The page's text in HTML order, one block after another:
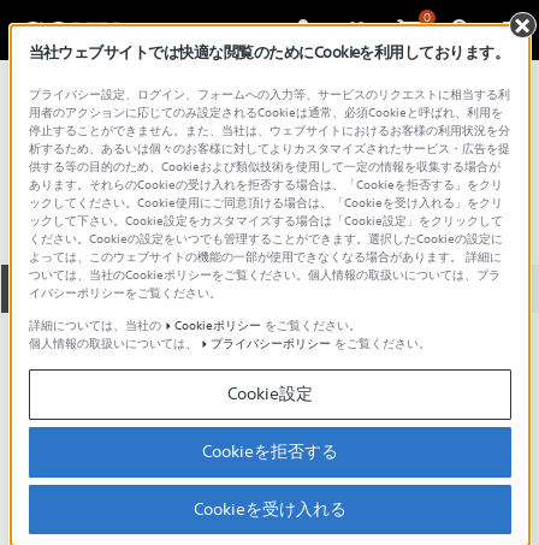
0
総合サポート・お問い合わせ 液晶テレビ
KDL-26J1
全て ダウンロード 取扱説明書 Q&A
製品に関する重要なお知らせ
お知らせ
人気のトピック
ブラビアの知って得する豆知識
当社ウェブサイトでは快適な閲覧のためにCookieを利用しております。
プライバシー設定、ログイン、フォームへの入力等、サービスのリクエストに相当する利
用者のアクションに応じてのみ設定されるCookieは通常、必須Cookieと呼ばれ、利用を
停止することができません。また、当社は、ウェブサイトにおけるお客様の利用状況を分
析するため、あるいは個々のお客様に対してよりカスタマイズされたサービス・広告を提
供する等の目的のため、Cookieおよび類似技術を使用して一定の情報を収集する場合が
あります。それらのCookieの受け入れを拒否する場合は、「Cookieを拒否する」をクリ
ックしてください。Cookie使用にご同意頂ける場合は、「Cookieを受け入れる」をクリ
ックして下さい。Cookie設定をカスタマイズする場合は「Cookie設定」をクリックして
ください。Cookieの設定をいつでも管理することができます。選択したCookieの設定に
よっては、このウェブサイトの機能の一部が使用できなくなる場合があります。 詳細に
ついては、当社のCookieポリシーをご覧ください。個人情報の取扱いについては、プラ
イバシーポリシーをご覧ください。
詳細については、当社の
Cookieポリシー をご覧ください。
個人情報の取扱いについては、
プライバシーポリシー をご覧ください。
Cookie設定
Cookieを拒否する
Cookieを受け入れる